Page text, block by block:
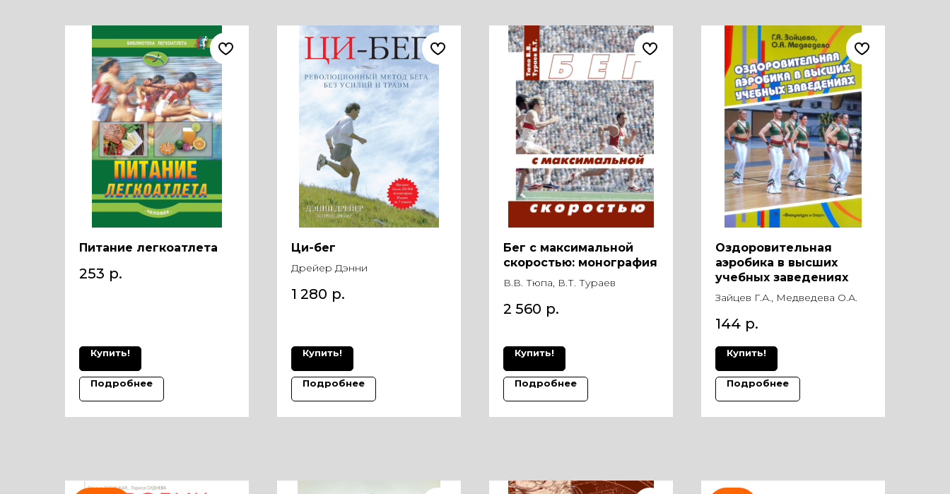
Питание легкоатлета
253 р.
Купить!
Подробнее
Ци-бег
Дрейер Дэнни
1 280 р.
Купить!
Подробнее
Бег с максимальной
скоростью: монография
В.В. Тюпа, В.Т. Тураев
2 560 р.
Купить!
Подробнее
Оздоровительная
аэробика в высших
учебных заведениях
Зайцев Г.А., Медведева О.А.
144 р.
Купить!
Подробнее